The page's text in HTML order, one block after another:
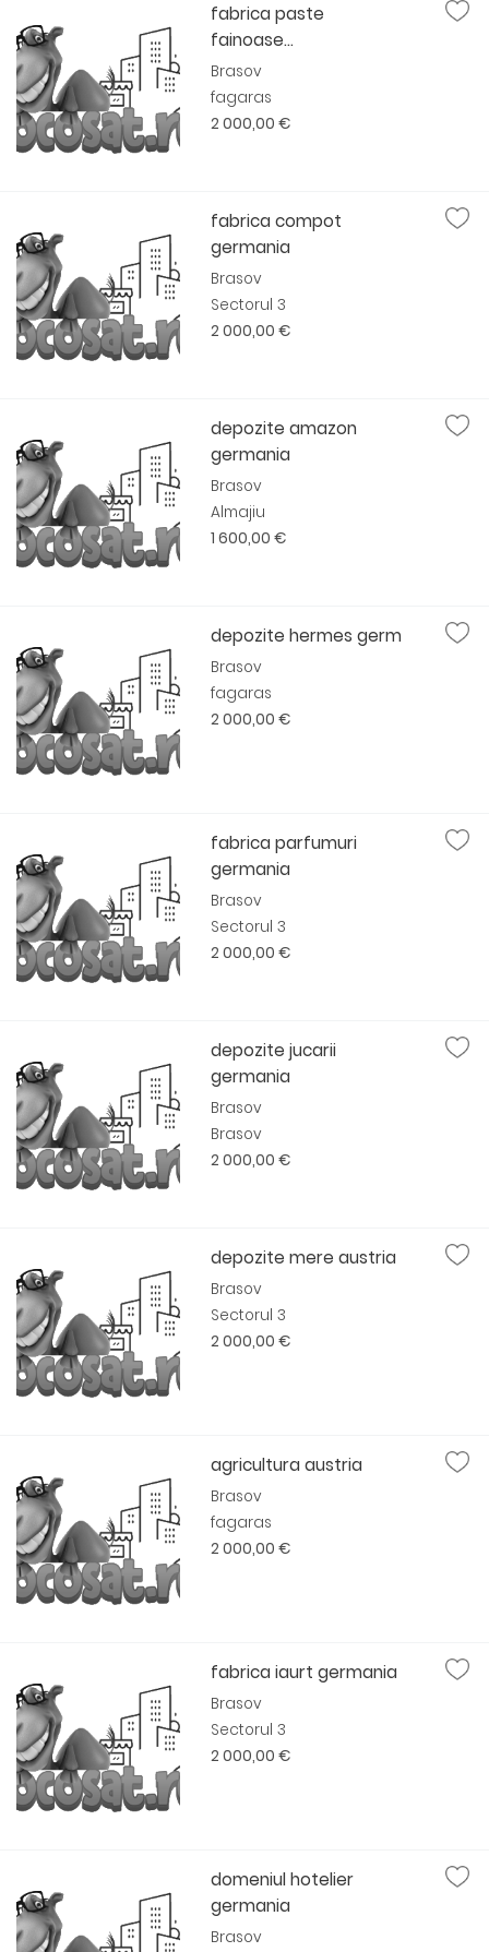
fabrica paste
fainoase...
Brasov
fagaras
2 000,00 €
fabrica compot
germania
Brasov
Sectorul 3
2 000,00 €
depozite amazon
germania
Brasov
Almajiu
1 600,00 €
depozite hermes germ
Brasov
fagaras
2 000,00 €
fabrica parfumuri
germania
Brasov
Sectorul 3
2 000,00 €
depozite jucarii
germania
Brasov
Brasov
2 000,00 €
depozite mere austria
Brasov
Sectorul 3
2 000,00 €
agricultura austria
Brasov
fagaras
2 000,00 €
fabrica iaurt germania
Brasov
Sectorul 3
2 000,00 €
domeniul hotelier
germania
Brasov